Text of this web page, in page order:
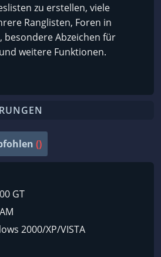
zu erstellen, viele
Ranglisten, Foren in
besondere Abzeichen für
weitere Funktionen.
()
GT
2000/XP/VISTA